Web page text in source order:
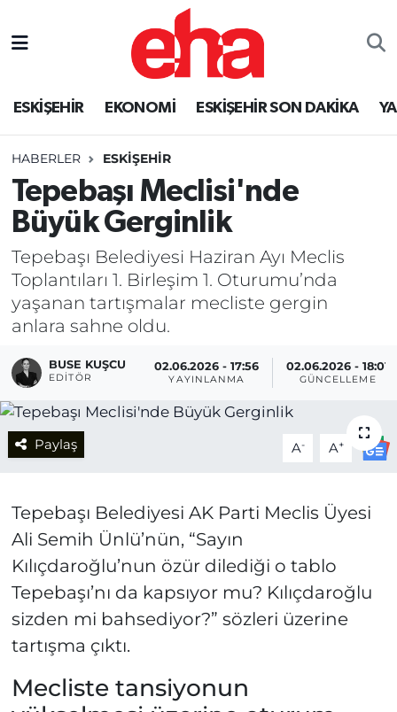
ESKİŞEHİR EKONOMİ ESKİŞEHİR SON DAKİKA
HABERLER ESKİŞEHİR
Tepebaşı Meclisi'nde
Büyük Gerginlik
Tepebaşı Belediyesi Haziran Ayı Meclis
Toplantıları 1. Birleşim 1. Oturumu’nda
yaşanan tartışmalar mecliste gergin
anlara sahne oldu.
BUSE KUŞCU
EDITÖR
02.06.2026 - 17:56
YAYINLANMA
02.06.2026 - 18:01
GÜNCELLEME
Paylaş A- A+
Tepebaşı Belediyesi AK Parti Meclis Üyesi
Ali Semih Ünlü’nün, “Sayın
Kılıçdaroğlu’nun özür dilediği o tablo
Tepebaşı’nı da kapsıyor mu? Kılıçdaroğlu
sizden mi bahsediyor?” sözleri üzerine
tartışma çıktı.
Mecliste tansiyonun